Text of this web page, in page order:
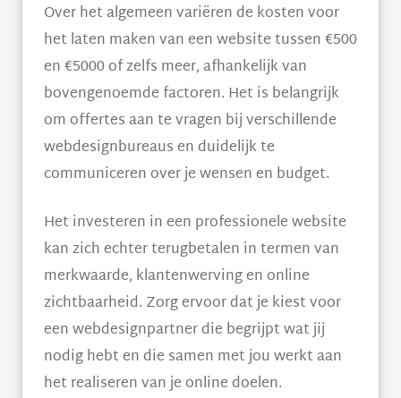
Over het algemeen variëren de kosten voor
het laten maken van een website tussen €500
en €5000 of zelfs meer, afhankelijk van
bovengenoemde factoren. Het is belangrijk
om offertes aan te vragen bij verschillende
webdesignbureaus en duidelijk te
communiceren over je wensen en budget.
Het investeren in een professionele website
kan zich echter terugbetalen in termen van
merkwaarde, klantenwerving en online
zichtbaarheid. Zorg ervoor dat je kiest voor
een webdesignpartner die begrijpt wat jij
nodig hebt en die samen met jou werkt aan
het realiseren van je online doelen.